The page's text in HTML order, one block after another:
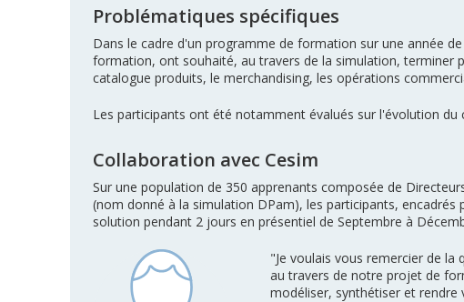
Problématiques spécifiques
Dans le cadre d'un programme de formation sur une année
formation, ont souhaité, au travers de la simulation, terminer
catalogue produits, le merchandising, les opérations
Les participants ont été notamment évalués sur l'évolution
Collaboration avec Cesim
Sur une population de 350 apprenants composée de
(nom donné à la simulation DPam), les participants,
solution pendant 2 jours en présentiel de Septembre à
"Je voulais vous remercier de la
au travers de notre projet de
modéliser, synthétiser et rendre